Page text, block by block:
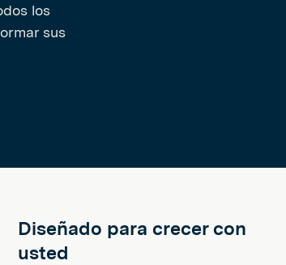
los
sus
Diseñado para crecer con
usted